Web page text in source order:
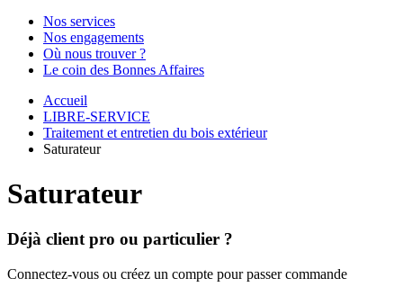
Nos services
Nos engagements
Où nous trouver ?
Le coin des Bonnes Affaires
Accueil
LIBRE-SERVICE
Traitement et entretien du bois extérieur
Saturateur
Saturateur
Déjà client pro ou particulier ?
Connectez-vous ou créez un compte pour passer commande